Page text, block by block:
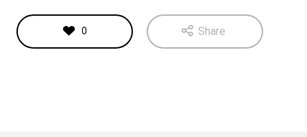
0 Share